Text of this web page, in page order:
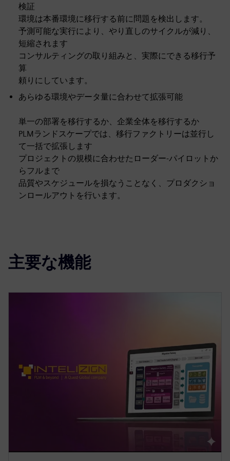
検証
環境は本番環境に移行する前に問題を検出します。
予測可能な実行により、やり直しのサイクルが減り、
短縮されます
コンサルティングの取り組みと、実際にできる移行予
算
頼りにしています。
あらゆる環境やデータ量に合わせて拡張可能
単一の部署を移行するか、企業全体を移行するか
PLMランドスケープでは、移行ファクトリーは並行し
て一括で拡張します
プロジェクトの規模に合わせたローダー-パイロットか
らフルまで
品質やスケジュールを損なうことなく、プロダクショ
ンロールアウトを行います。
主要な機能